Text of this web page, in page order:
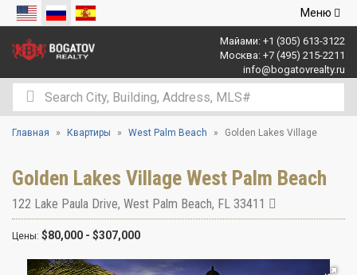
Открыть
Меню
Майами: +1 (305) 613-3122
Москва: +7 (495) 215-2211
info@bogatovrealty.ru
Главная Квартиры West Palm Beach Golden Lakes Village
Golden Lakes Village West Palm Beach
122 Lake Paula Drive, West Palm Beach, FL 33411
Цены: $80,000 - $307,000